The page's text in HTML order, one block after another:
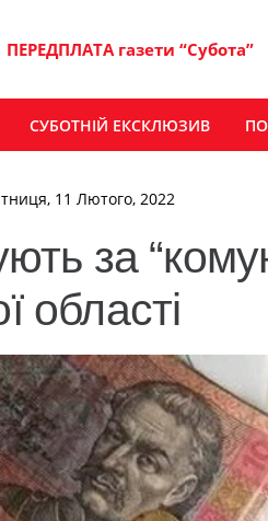
ПЕРЕДПЛАТА газети “Субота”
СУБОТНІЙ ЕКСКЛЮЗИВ
11 Лютого, 2022
за
області